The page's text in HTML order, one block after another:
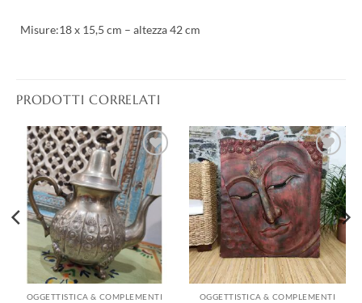
Misure:18 x 15,5 cm – altezza 42 cm
PRODOTTI CORRELATI
Aggiungi
alla lista
dei
desideri
OGGETTISTICA & COMPLEMENTI
Aggiungi
alla lista
dei
desideri
OGGETTISTICA & COMPLEMENTI